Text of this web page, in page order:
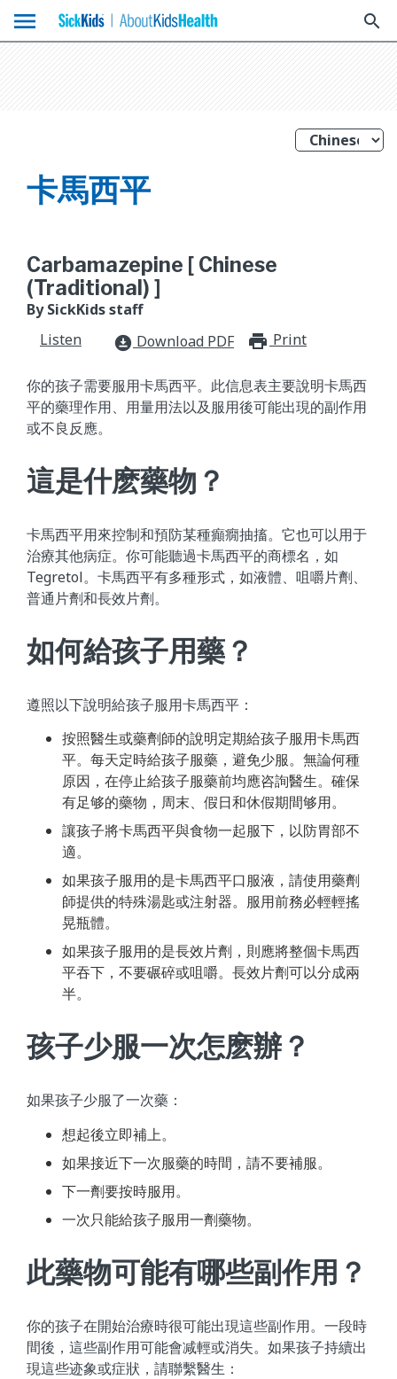
menu search
卡馬西平
Carbamazepine [ Chinese
(Traditional) ]
By SickKids staff
Listen
download_for_offline Download PDF Print
你的孩子需要服用卡馬西平。此信息表主要說明卡馬西
平的藥理作用、用量用法以及服用後可能出現的副作用
或不良反應。
這是什麽藥物？
卡馬西平用來控制和預防某種癲癇抽搐。它也可以用于
治療其他病症。你可能聽過卡馬西平的商標名，如
Tegretol。卡馬西平有多種形式，如液體、咀嚼片劑、
普通片劑和長效片劑。
如何給孩子用藥？
遵照以下說明給孩子服用卡馬西平：
按照醫生或藥劑師的說明定期給孩子服用卡馬西
平。每天定時給孩子服藥，避免少服。無論何種
原因，在停止給孩子服藥前均應咨詢醫生。確保
有足够的藥物，周末、假日和休假期間够用。
讓孩子將卡馬西平與食物一起服下，以防胃部不
適。
如果孩子服用的是卡馬西平口服液，請使用藥劑
師提供的特殊湯匙或注射器。服用前務必輕輕搖
晃瓶體。
如果孩子服用的是長效片劑，則應將整個卡馬西
平吞下，不要碾碎或咀嚼。長效片劑可以分成兩
半。
孩子少服一次怎麽辦？
如果孩子少服了一次藥：
想起後立即補上。
如果接近下一次服藥的時間，請不要補服。
下一劑要按時服用。
一次只能給孩子服用一劑藥物。
此藥物可能有哪些副作用？
你的孩子在開始治療時很可能出現這些副作用。一段時
間後，這些副作用可能會减輕或消失。如果孩子持續出
現這些迹象或症狀，請聯繫醫生：